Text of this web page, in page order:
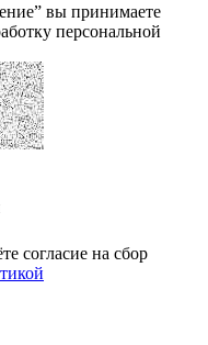
вы принимаете
персональной
cогласие на сбор